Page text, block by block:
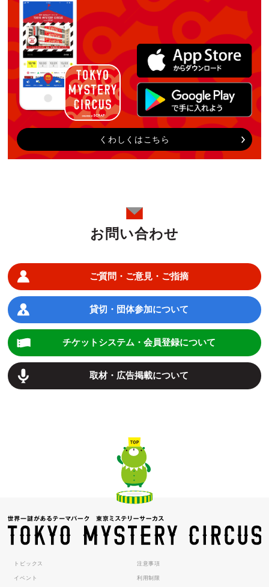
くわしくはこちら
お問い合わせ
ご質問・ご意見・ご指摘
貸切・団体参加について
チケットシステム・会員登録について
取材・広告掲載について
トピックス
イベント
注意事項
利用制限